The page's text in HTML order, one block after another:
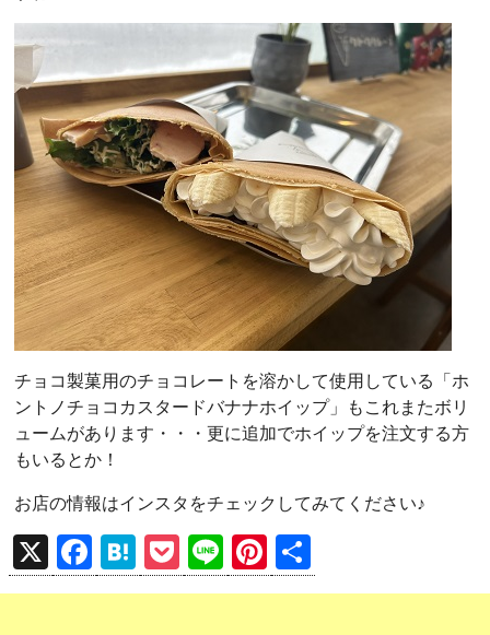
チョコ製菓用のチョコレートを溶かして使用している「ホ
ントノチョコカスタードバナナホイップ」もこれまたボリ
ュームがあります・・・更に追加でホイップを注文する方
もいるとか！
お店の情報はインスタをチェックしてみてください♪
X
F
a
H
at
P
o
Li
n
Pi
nt 有